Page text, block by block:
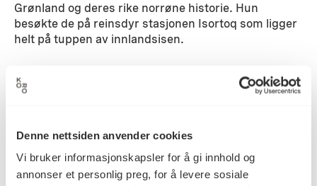
Denne nettsiden anvender cookies
Vi bruker informasjonskapsler for å gi innhold og
annonser et personlig preg, for å levere sosiale
Grønland og deres rike norrøne historie. Hun
besøkte de på reinsdyr stasjonen Isortoq som ligger
helt på tuppen av innlandsisen.
Detaljer